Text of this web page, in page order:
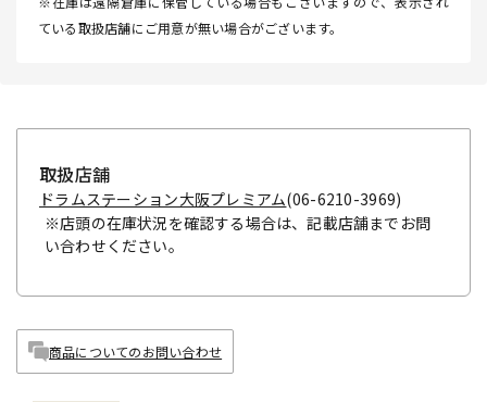
ている取扱店舗にご用意が無い場合がございます。
取扱店舗
ドラムステーション大阪プレミアム(06-6210-3969)
※店頭の在庫状況を確認する場合は、記載店舗までお問
い合わせください。
商品についてのお問い合わせ